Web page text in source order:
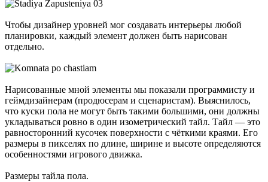
Чтобы дизайнер уровней мог создавать интерьеры любой
планировки, каждый элемент должен быть нарисован
отдельно.
Нарисованные мной элементы мы показали программисту и
геймдизайнерам (продюсерам и сценаристам). Выяснилось,
что куски пола не могут быть такими большими, они должны
укладываться ровно в один изометрический тайл. Тайл — это
равносторонний кусочек поверхности с чёткими краями. Его
размеры в пикселях по длине, ширине и высоте определяются
особенностями игрового движка.
Размеры тайла пола.